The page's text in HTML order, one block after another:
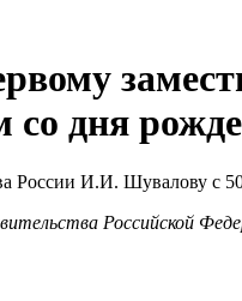
со дня
Российской